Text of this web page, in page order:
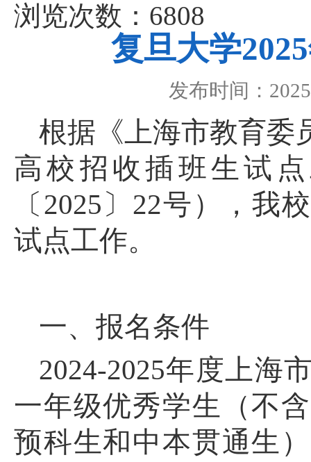
浏览次数：6808
复旦大学
发布时间：
根据《上海市教育委
高校招收插班生试
〔2025〕22号），我
试点工作。
一、报名条件
2024-2025年度上海
一年级优秀学生（不
预科生和中本贯通生